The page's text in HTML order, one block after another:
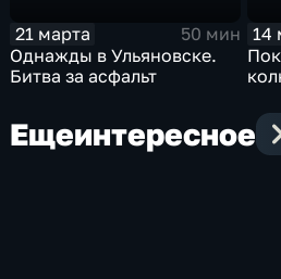
21 марта
50 мин
Однажды в Ульяновске.
Битва за асфальт
14
Ещеинтересное